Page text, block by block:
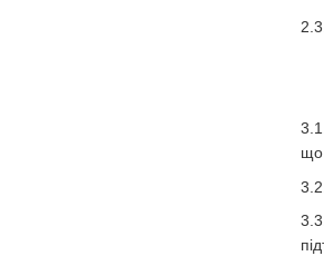
що